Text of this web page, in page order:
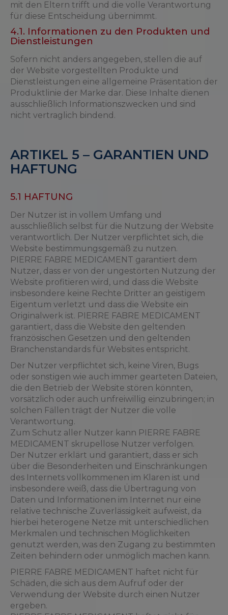
mit den Eltern trifft und die volle Verantwortung
für diese Entscheidung übernimmt.
4.1. Informationen zu den Produkten und
Dienstleistungen
Sofern nicht anders angegeben, stellen die auf
der Website vorgestellten Produkte und
Dienstleistungen eine allgemeine Präsentation der
Produktlinie der Marke dar. Diese Inhalte dienen
ausschließlich Informationszwecken und sind
nicht vertraglich bindend.
ARTIKEL 5 – GARANTIEN UND
HAFTUNG
5.1 HAFTUNG
Der Nutzer ist in vollem Umfang und
ausschließlich selbst für die Nutzung der Website
verantwortlich. Der Nutzer verpflichtet sich, die
Website bestimmungsgemäß zu nutzen.
PIERRE FABRE MEDICAMENT garantiert dem
Nutzer, dass er von der ungestörten Nutzung der
Website profitieren wird, und dass die Website
insbesondere keine Rechte Dritter an geistigem
Eigentum verletzt und dass die Website ein
Originalwerk ist. PIERRE FABRE MEDICAMENT
garantiert, dass die Website den geltenden
französischen Gesetzen und den geltenden
Branchenstandards für Websites entspricht.
Der Nutzer verpflichtet sich, keine Viren, Bugs
oder sonstigen wie auch immer gearteten Dateien,
die den Betrieb der Website stören könnten,
vorsätzlich oder auch unfreiwillig einzubringen; in
solchen Fällen trägt der Nutzer die volle
Verantwortung.
Zum Schutz aller Nutzer kann PIERRE FABRE
MEDICAMENT skrupellose Nutzer verfolgen.
Der Nutzer erklärt und garantiert, dass er sich
über die Besonderheiten und Einschränkungen
des Internets vollkommenen im Klaren ist und
insbesondere weiß, dass die Übertragung von
Daten und Informationen im Internet nur eine
relative technische Zuverlässigkeit aufweist, da
hierbei heterogene Netze mit unterschiedlichen
Merkmalen und technischen Möglichkeiten
genutzt werden, was den Zugang zu bestimmten
Zeiten behindern oder unmöglich machen kann.
PIERRE FABRE MEDICAMENT haftet nicht für
Schäden, die sich aus dem Aufruf oder der
Verwendung der Website durch einen Nutzer
ergeben.